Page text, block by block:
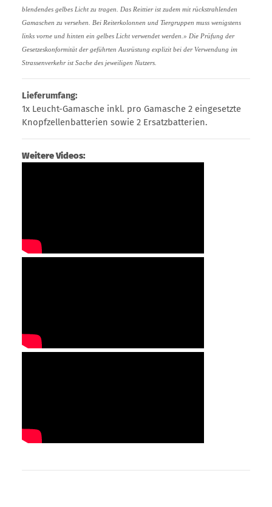
blendendes gelbes Licht zu tragen. Das Reittier ist zudem mit rückstrahlenden
Gamaschen zu versehen. Bei Reiterkolonnen und Tiergruppen muss wenigstens
links vorne und hinten ein gelbes Licht verwendet werden.» Die Prüfung der
Gesetzeskonformität der geführten Ausrüstung explizit bei der Verwendung im
Strassenverkehr ist Sache des jeweiligen Nutzers.
Lieferumfang:
1x Leucht-Gamasche inkl. pro Gamasche 2 eingesetzte
Knopfzellenbatterien sowie 2 Ersatzbatterien.
Weitere Videos: